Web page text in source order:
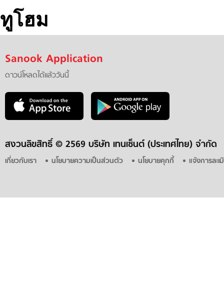
ทูโฮม
Sanook Application
ดาวน์โหลดได้แล้ววันนี้
สงวนลิขสิทธิ์ © 2569 บริษัท เทนเซ็นต์ (ประเทศไทย) จำกัด
เกี่ยวกับเรา นโยบายความเป็นส่วนตัว นโยบายคุกกี้ แจ้งการละ